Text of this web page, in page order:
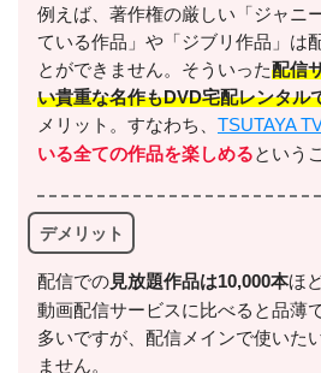
＼＼31日間無料!!お試し
今すぐ無料でU-NEXT
出典:U-NEXTヘルプセン
例えば、著作権の厳しい「ジャニ
ている作品」や「ジブリ作品」は
とができません。そういった配信
い貴重な名作もDVD宅配レンタル
メリット。すなわち、 TSUTAYA
いる全ての作品を楽しめるという
デメリット
配信での⾒放題作品は10,000本ほ
動画配信サービスに比べると品薄
多いですが、配信メインで使いた
ません。